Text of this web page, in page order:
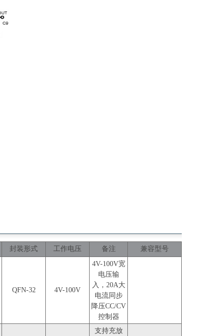
封装形式 工作电压 备注 兼容型号
QFN-32 4V-100V
4V-100V宽
电压输
入，20A大
电流同步
降压CC/CV
控制器
支持充放